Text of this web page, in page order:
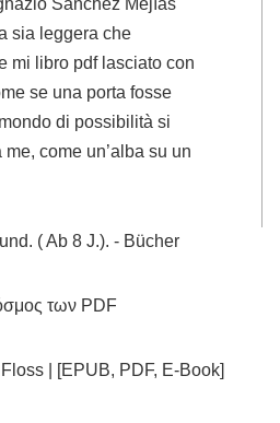
sia leggera che
mi libro pdf lasciato con
se una porta fosse
di possibilità si
come un’alba su un
( Ab 8 J.). - Bücher
των PDF
| [EPUB, PDF, E-Book]